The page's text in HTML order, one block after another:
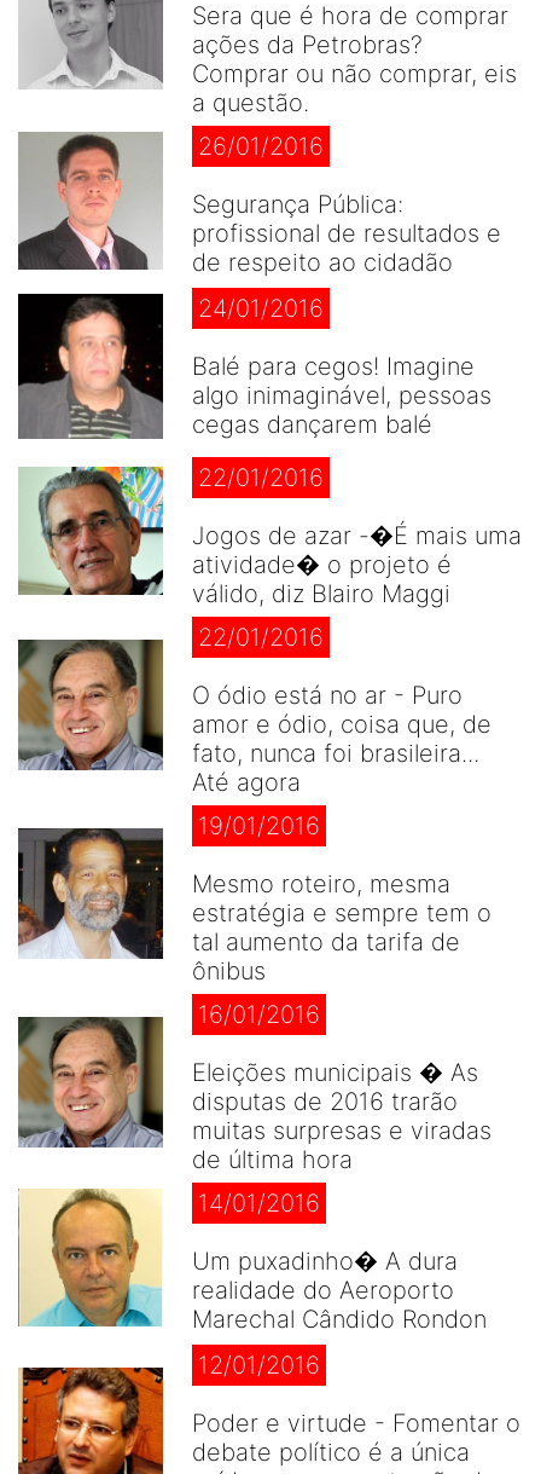
Sera que é hora de comprar
ações da Petrobras?
Comprar ou não comprar, eis
a questão.
26/01/2016
Segurança Pública:
profissional de resultados e
de respeito ao cidadão
24/01/2016
Balé para cegos! Imagine
algo inimaginável, pessoas
cegas dançarem balé
22/01/2016
Jogos de azar -�É mais uma
atividade� o projeto é
válido, diz Blairo Maggi
22/01/2016
O ódio está no ar - Puro
amor e ódio, coisa que, de
fato, nunca foi brasileira...
Até agora
19/01/2016
Mesmo roteiro, mesma
estratégia e sempre tem o
tal aumento da tarifa de
ônibus
16/01/2016
Eleições municipais � As
disputas de 2016 trarão
muitas surpresas e viradas
de última hora
14/01/2016
Um puxadinho� A dura
realidade do Aeroporto
Marechal Cândido Rondon
12/01/2016
Poder e virtude - Fomentar o
debate político é a única